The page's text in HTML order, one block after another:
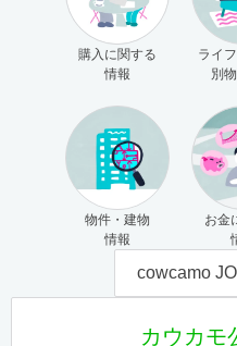
購入に関する
情報
ライ
別
物件・建物
情報
お金
cowcamo
カウカモ